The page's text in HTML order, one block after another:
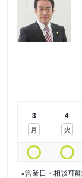
3
月
4
火
※営業日・相談可